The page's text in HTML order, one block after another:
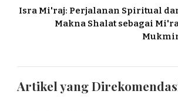
Isra Mi'raj: Perjalanan Spiritual
Makna Shalat sebagai
Artikel yang